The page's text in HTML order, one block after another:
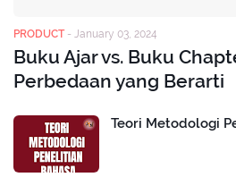
PRODUCT - January 03, 2024
Buku Ajar vs. Buku
Perbedaan yang Berarti
Teori Metodologi